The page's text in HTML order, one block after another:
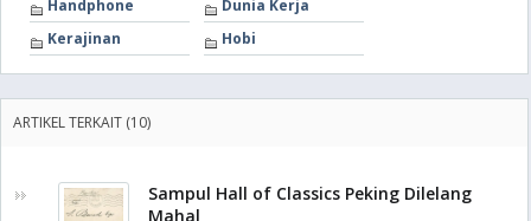
Handphone
Dunia Kerja
Kerajinan
Hobi
ARTIKEL TERKAIT (10)
Sampul Hall of Classics Peking Dilelang
Mahal